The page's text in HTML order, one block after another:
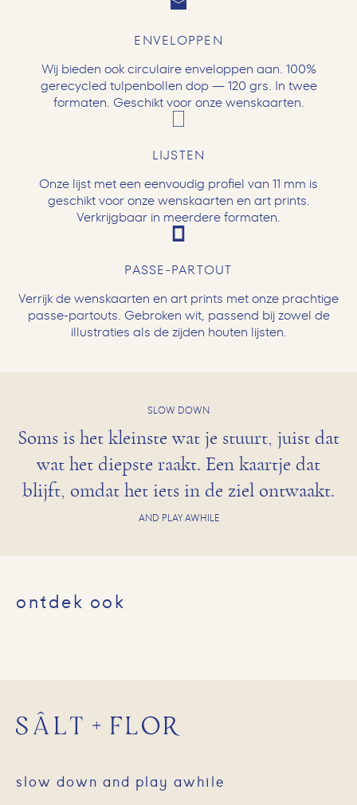
ENVELOPPEN
Wij bieden ook circulaire enveloppen aan. 100%
gerecycled tulpenbollen dop — 120 grs. In twee
formaten. Geschikt voor onze wenskaarten.
LIJSTEN
Onze lijst met een eenvoudig profiel van 11 mm is
geschikt voor onze wenskaarten en art prints.
Verkrijgbaar in meerdere formaten.
PASSE-PARTOUT
Verrijk de wenskaarten en art prints met onze prachtige
passe-partouts. Gebroken wit, passend bij zowel de
illustraties als de zijden houten lijsten.
SLOW DOWN
Soms is het kleinste wat je stuurt, juist dat
wat het diepste raakt. Een kaartje dat
blijft, omdat het iets in de ziel ontwaakt.
AND PLAY AWHILE
ontdek ook
slow down and play awhile